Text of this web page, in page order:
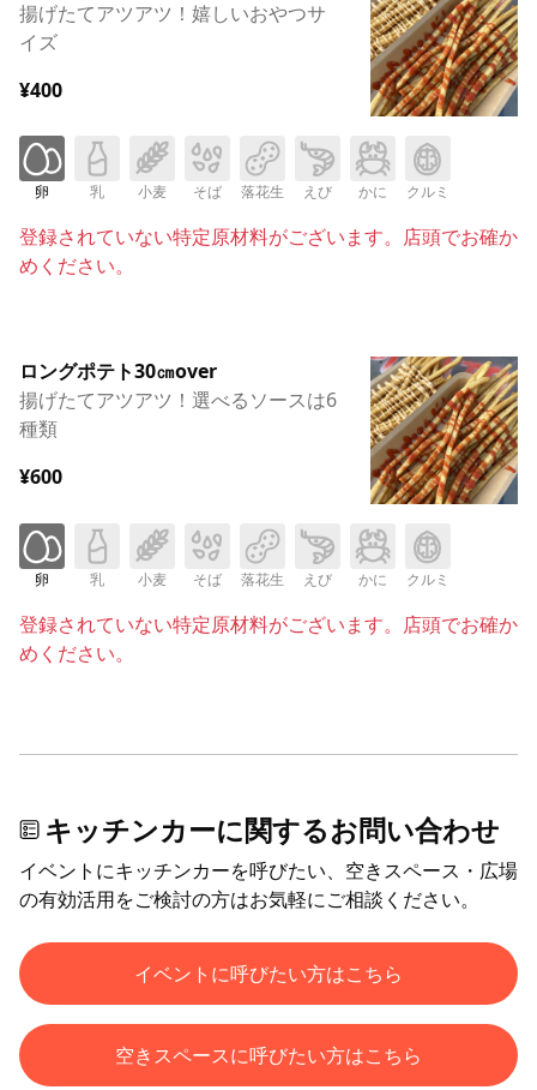
揚げたてアツアツ！嬉しいおやつサ
イズ
¥400
卵 乳 小麦 そば 落花生 えび かに クルミ
登録されていない特定原材料がございます。店頭でお確か
めください。
ロングポテト30㎝over
揚げたてアツアツ！選べるソースは6
種類
¥600
卵 乳 小麦 そば 落花生 えび かに クルミ
登録されていない特定原材料がございます。店頭でお確か
めください。
キッチンカーに関するお問い合わせ
イベントにキッチンカーを呼びたい、空きスペース・広場
の有効活用をご検討の方はお気軽にご相談ください。
イベントに呼びたい方はこちら
空きスペースに呼びたい方はこちら